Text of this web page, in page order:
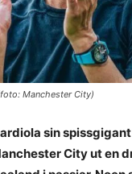
Manchester City)
sin
City ut en